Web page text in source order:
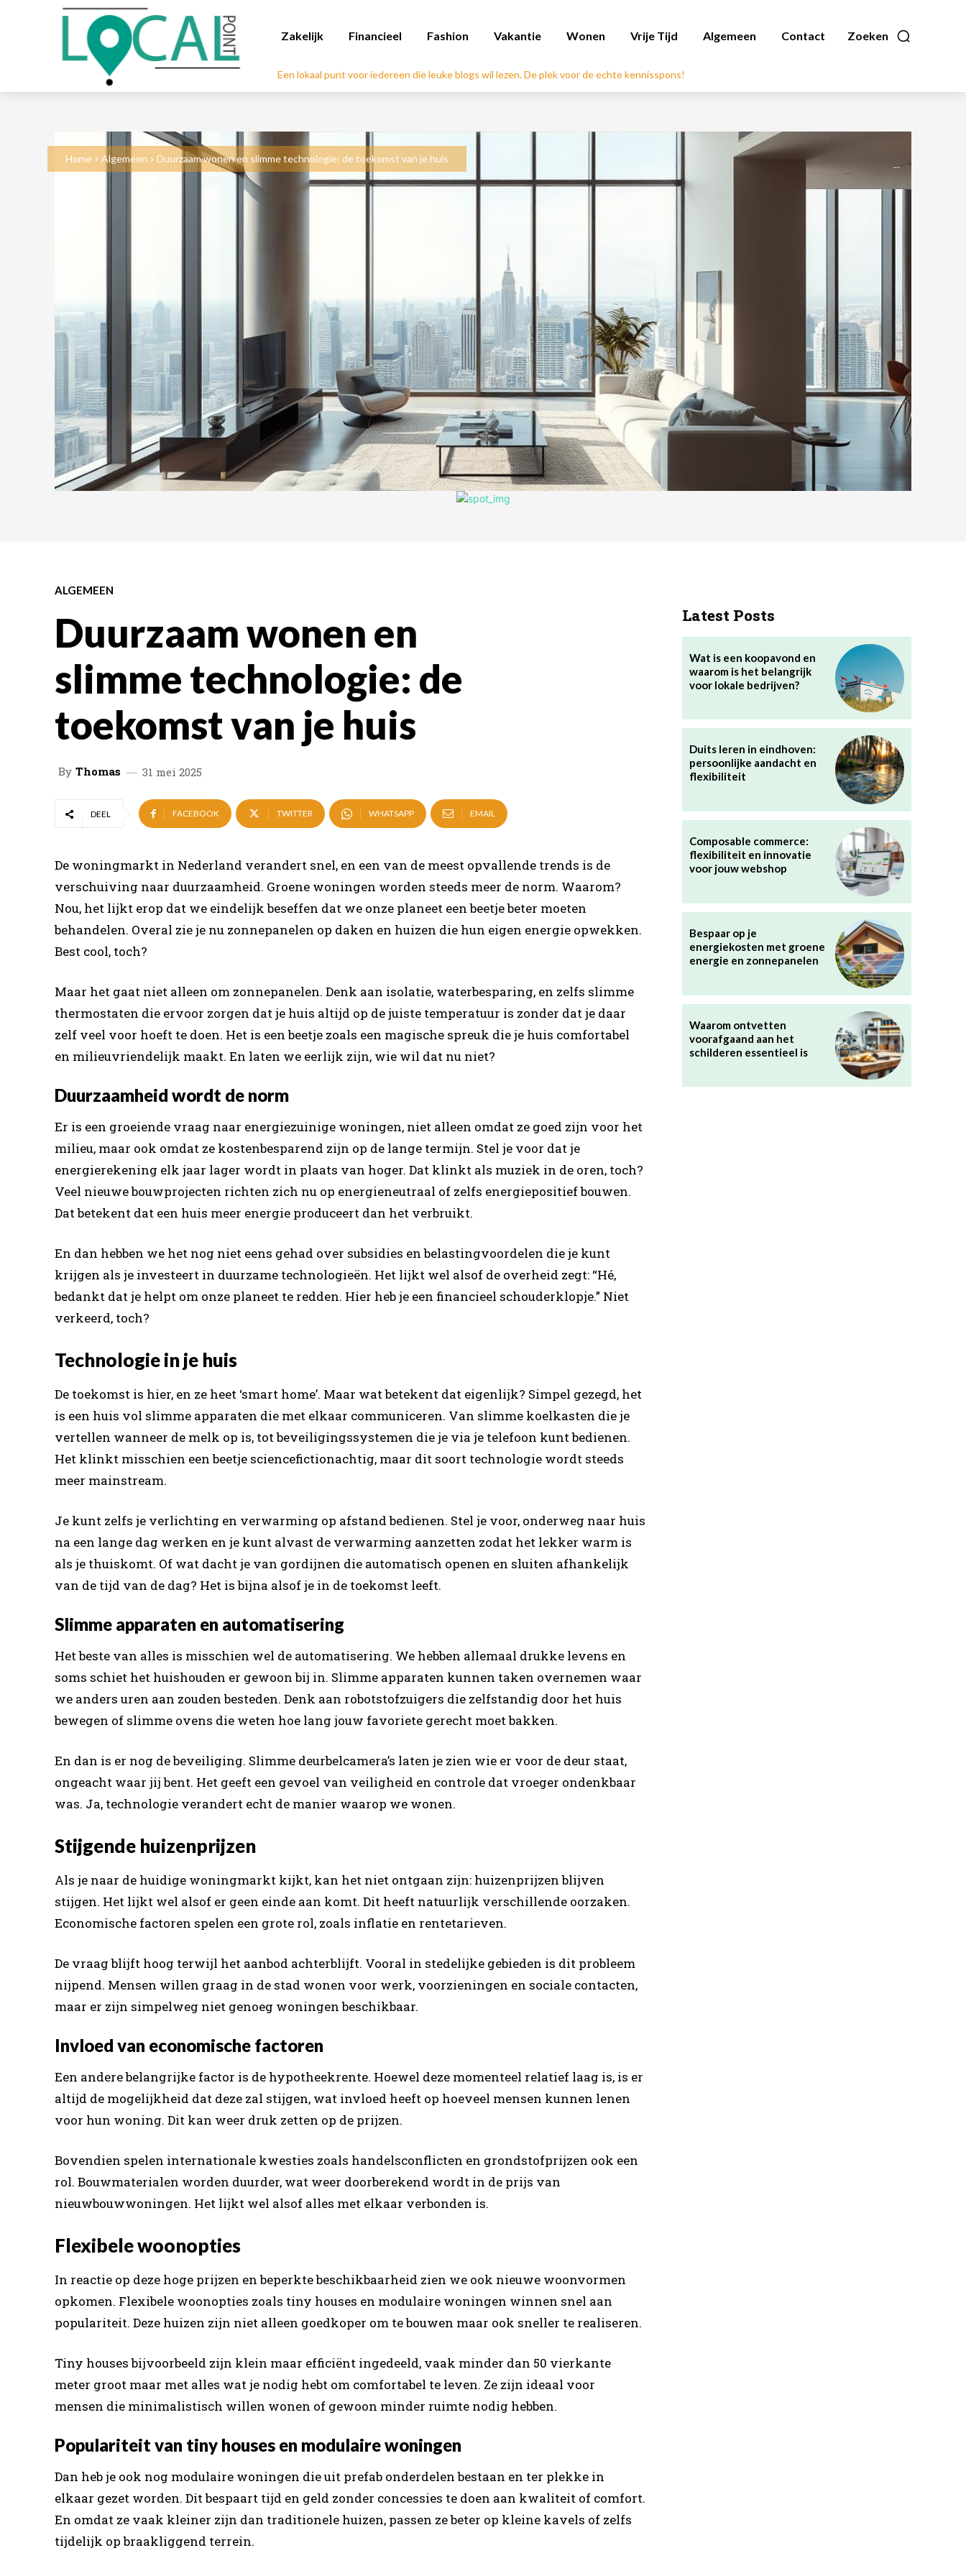
Zoeken
Zakelijk Financieel Fashion Vakantie Wonen Vrije Tijd Algemeen Contact
Een lokaal punt voor iedereen die leuke blogs wil lezen. De plek voor de echte kennisspons!
Home Algemeen Duurzaam wonen en slimme technologie: de toekomst van je huis
ALGEMEEN
Duurzaam wonen en
slimme technologie: de
toekomst van je huis
By Thomas 31 mei 2025
DEEL FACEBOOK TWITTER WHATSAPP EMAIL
De woningmarkt in Nederland verandert snel, en een van de meest opvallende trends is de
verschuiving naar duurzaamheid. Groene woningen worden steeds meer de norm. Waarom?
Nou, het lijkt erop dat we eindelijk beseffen dat we onze planeet een beetje beter moeten
behandelen. Overal zie je nu zonnepanelen op daken en huizen die hun eigen energie opwekken.
Best cool, toch?
Maar het gaat niet alleen om zonnepanelen. Denk aan isolatie, waterbesparing, en zelfs slimme
thermostaten die ervoor zorgen dat je huis altijd op de juiste temperatuur is zonder dat je daar
zelf veel voor hoeft te doen. Het is een beetje zoals een magische spreuk die je huis comfortabel
en milieuvriendelijk maakt. En laten we eerlijk zijn, wie wil dat nu niet?
Duurzaamheid wordt de norm
Er is een groeiende vraag naar energiezuinige woningen, niet alleen omdat ze goed zijn voor het
milieu, maar ook omdat ze kostenbesparend zijn op de lange termijn. Stel je voor dat je
energierekening elk jaar lager wordt in plaats van hoger. Dat klinkt als muziek in de oren, toch?
Veel nieuwe bouwprojecten richten zich nu op energieneutraal of zelfs energiepositief bouwen.
Dat betekent dat een huis meer energie produceert dan het verbruikt.
En dan hebben we het nog niet eens gehad over subsidies en belastingvoordelen die je kunt
krijgen als je investeert in duurzame technologieën. Het lijkt wel alsof de overheid zegt: “Hé,
bedankt dat je helpt om onze planeet te redden. Hier heb je een financieel schouderklopje.” Niet
verkeerd, toch?
Technologie in je huis
De toekomst is hier, en ze heet ‘smart home’. Maar wat betekent dat eigenlijk? Simpel gezegd, het
is een huis vol slimme apparaten die met elkaar communiceren. Van slimme koelkasten die je
vertellen wanneer de melk op is, tot beveiligingssystemen die je via je telefoon kunt bedienen.
Het klinkt misschien een beetje sciencefictionachtig, maar dit soort technologie wordt steeds
meer mainstream.
Je kunt zelfs je verlichting en verwarming op afstand bedienen. Stel je voor, onderweg naar huis
na een lange dag werken en je kunt alvast de verwarming aanzetten zodat het lekker warm is
als je thuiskomt. Of wat dacht je van gordijnen die automatisch openen en sluiten afhankelijk
van de tijd van de dag? Het is bijna alsof je in de toekomst leeft.
Slimme apparaten en automatisering
Het beste van alles is misschien wel de automatisering. We hebben allemaal drukke levens en
soms schiet het huishouden er gewoon bij in. Slimme apparaten kunnen taken overnemen waar
we anders uren aan zouden besteden. Denk aan robotstofzuigers die zelfstandig door het huis
bewegen of slimme ovens die weten hoe lang jouw favoriete gerecht moet bakken.
En dan is er nog de beveiliging. Slimme deurbelcamera’s laten je zien wie er voor de deur staat,
ongeacht waar jij bent. Het geeft een gevoel van veiligheid en controle dat vroeger ondenkbaar
was. Ja, technologie verandert echt de manier waarop we wonen.
Stijgende huizenprijzen
Als je naar de huidige woningmarkt kijkt, kan het niet ontgaan zijn: huizenprijzen blijven
stijgen. Het lijkt wel alsof er geen einde aan komt. Dit heeft natuurlijk verschillende oorzaken.
Economische factoren spelen een grote rol, zoals inflatie en rentetarieven.
De vraag blijft hoog terwijl het aanbod achterblijft. Vooral in stedelijke gebieden is dit probleem
nijpend. Mensen willen graag in de stad wonen voor werk, voorzieningen en sociale contacten,
maar er zijn simpelweg niet genoeg woningen beschikbaar.
Invloed van economische factoren
Een andere belangrijke factor is de hypotheekrente. Hoewel deze momenteel relatief laag is, is er
altijd de mogelijkheid dat deze zal stijgen, wat invloed heeft op hoeveel mensen kunnen lenen
voor hun woning. Dit kan weer druk zetten op de prijzen.
Bovendien spelen internationale kwesties zoals handelsconflicten en grondstofprijzen ook een
rol. Bouwmaterialen worden duurder, wat weer doorberekend wordt in de prijs van
nieuwbouwwoningen. Het lijkt wel alsof alles met elkaar verbonden is.
Flexibele woonopties
In reactie op deze hoge prijzen en beperkte beschikbaarheid zien we ook nieuwe woonvormen
opkomen. Flexibele woonopties zoals tiny houses en modulaire woningen winnen snel aan
populariteit. Deze huizen zijn niet alleen goedkoper om te bouwen maar ook sneller te realiseren.
Tiny houses bijvoorbeeld zijn klein maar efficiënt ingedeeld, vaak minder dan 50 vierkante
meter groot maar met alles wat je nodig hebt om comfortabel te leven. Ze zijn ideaal voor
mensen die minimalistisch willen wonen of gewoon minder ruimte nodig hebben.
Populariteit van tiny houses en modulaire woningen
Dan heb je ook nog modulaire woningen die uit prefab onderdelen bestaan en ter plekke in
elkaar gezet worden. Dit bespaart tijd en geld zonder concessies te doen aan kwaliteit of comfort.
En omdat ze vaak kleiner zijn dan traditionele huizen, passen ze beter op kleine kavels of zelfs
tijdelijk op braakliggend terrein.
Latest Posts
Wat is een koopavond en
waarom is het belangrijk
voor lokale bedrijven?
Duits leren in eindhoven:
persoonlijke aandacht en
flexibiliteit
Composable commerce:
flexibiliteit en innovatie
voor jouw webshop
Bespaar op je
energiekosten met groene
energie en zonnepanelen
Waarom ontvetten
voorafgaand aan het
schilderen essentieel is